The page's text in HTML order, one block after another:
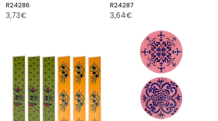
R24286
3,73€
R24287
3,64€